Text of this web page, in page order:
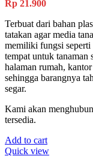
Rp 21.900
Terbuat dari bahan
tatakan agar media
memiliki fungsi seperti
tempat untuk tanaman
halaman rumah,
sehingga barangnya
segar.
Kami akan
tersedia.
Add to cart
Quick view